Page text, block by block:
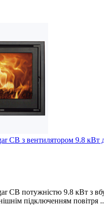
CB з вентилятором 9.8 кВт
CB потужністю 9.8 кВт з
підключенням повітря ..